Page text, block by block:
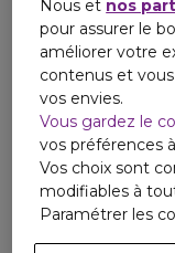
Nous et nos
pour assurer le
améliorer votre
contenus et
vos envies.
Vous gardez le
vos préférences
Vos choix sont
modifiables à
Paramétrer les